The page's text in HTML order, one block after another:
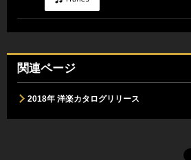
関連ページ
2018年 洋楽カタログリリース